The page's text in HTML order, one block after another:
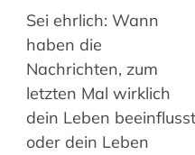
Sei ehrlich: Wann
haben die
Nachrichten, zum
letzten Mal wirklich
dein Leben beeinflusst
oder dein Leben